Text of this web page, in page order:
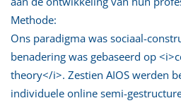
Methode:
Ons paradigma was sociaal-
benadering was gebaseerd op
theory</i>. Zestien AIOS werden
individuele online semi-